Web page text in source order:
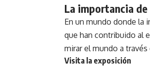
La importancia
En un mundo donde la
que han contribuido al
mirar el mundo a
Visita la exposición